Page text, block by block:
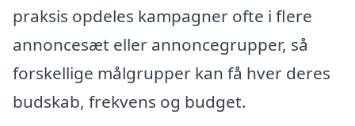
praksis opdeles kampagner ofte i flere
annoncesæt eller annoncegrupper, så
forskellige målgrupper kan få hver deres
budskab, frekvens og budget.